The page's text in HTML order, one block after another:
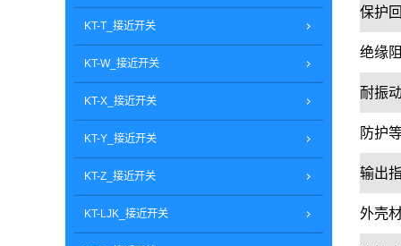
保护
绝缘
耐振
防护
输出
外壳
KT-T_接近开关
KT-W_接近开关
KT-X_接近开关
KT-Y_接近开关
KT-Z_接近开关
KT-LJK_接近开关